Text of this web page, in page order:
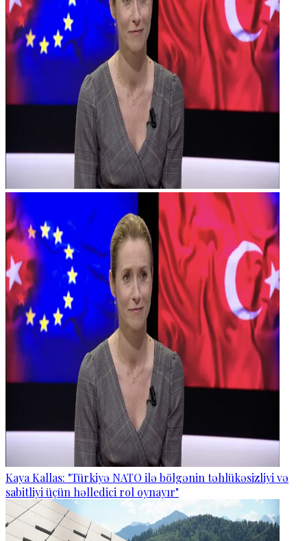
Kaya Kallas: "Türkiyə NATO ilə bölgənin təhlükəsizliyi və
sabitliyi üçün həlledici rol oynayır"